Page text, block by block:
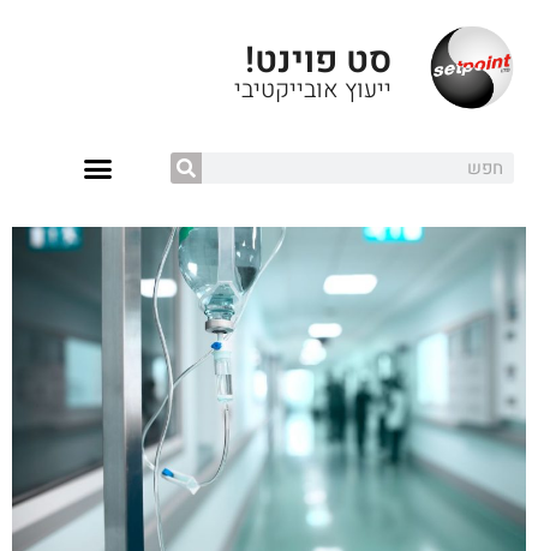
סט פוינט!
ייעוץ אובייקטיבי